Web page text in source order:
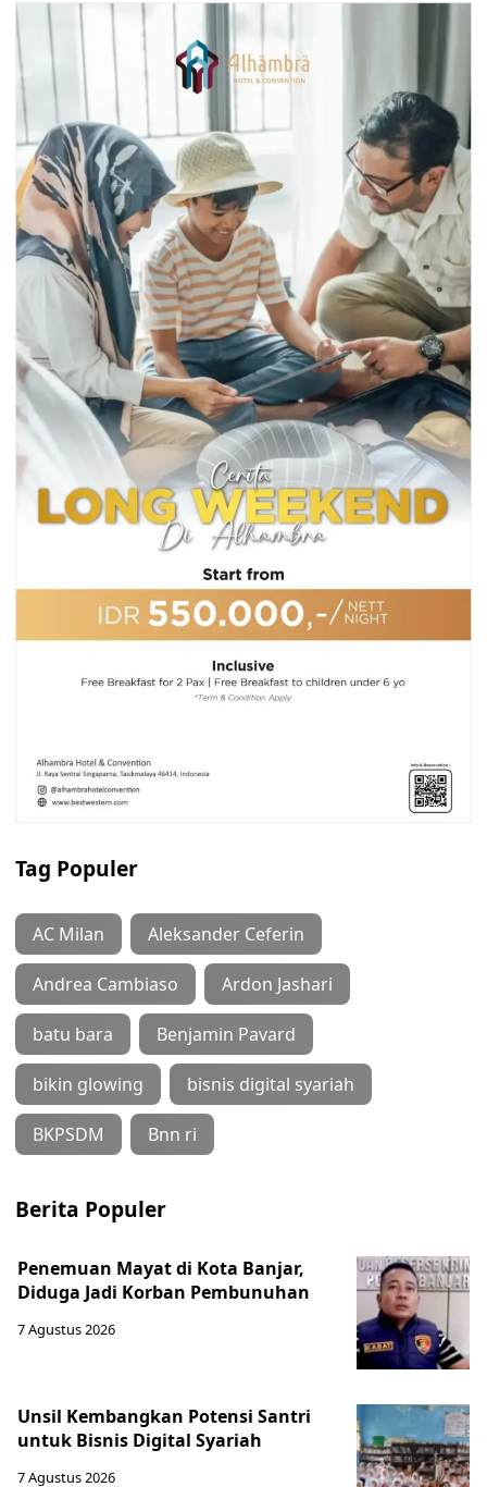
Tag Populer
AC Milan Aleksander Ceferin
Andrea Cambiaso Ardon Jashari
batu bara Benjamin Pavard
bikin glowing bisnis digital syariah
BKPSDM Bnn ri
Berita Populer
Penemuan Mayat di Kota Banjar,
Diduga Jadi Korban Pembunuhan
7 Agustus 2026
Unsil Kembangkan Potensi Santri
untuk Bisnis Digital Syariah
7 Agustus 2026